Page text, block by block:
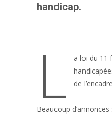
handicap.
L
a loi du 11
de
Beaucoup